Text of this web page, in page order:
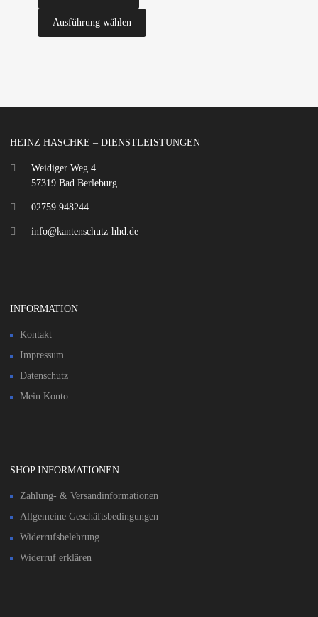
Ausführung wählen
HEINZ HASCHKE – DIENSTLEISTUNGEN
Weidiger Weg 4
57319 Bad Berleburg
02759 948244
info@kantenschutz-hhd.de
INFORMATION
Kontakt
Impressum
Datenschutz
Mein Konto
SHOP INFORMATIONEN
Zahlung- & Versandinformationen​
Allgemeine Geschäftsbedingungen
Widerrufsbelehrung
Widerruf erklären